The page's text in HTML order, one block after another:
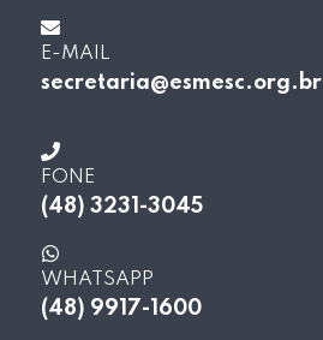
E-MAIL
secretaria@esmesc.org.br
FONE
(48) 3231-3045
WHATSAPP
(48) 9917-1600